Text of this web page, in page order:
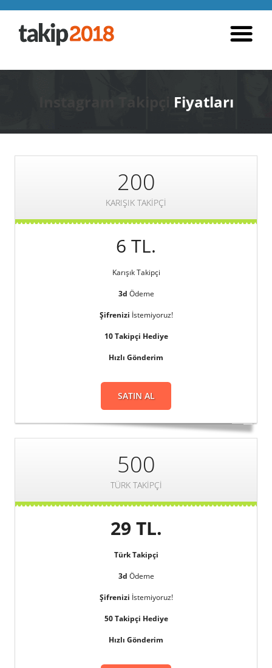
Fiyatları
200
KARIŞIK TAKIPÇI
6 TL.
Karışık Takipçi
3d Ödeme
Şifrenizi İstemiyoruz!
10 Takipçi Hediye
Hızlı Gönderim
SATIN AL
500
TÜRK TAKIPÇI
29 TL.
Türk Takipçi
3d Ödeme
Şifrenizi İstemiyoruz!
50 Takipçi Hediye
Hızlı Gönderim